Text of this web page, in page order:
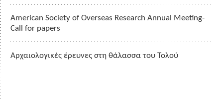
American Society of Overseas Research Annual Meeting-
Call for papers
Αρχαιολογικές έρευνες στη θάλασσα του Τολού